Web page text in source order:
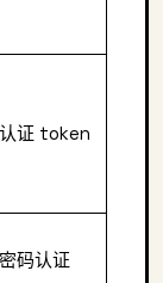
证 token
码认证